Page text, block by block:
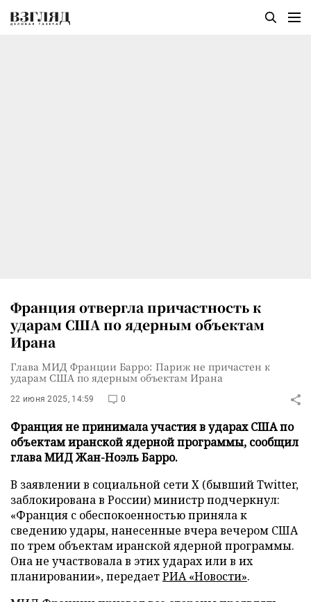
Франция отвергла причастность к
ударам США по ядерным объектам
Ирана
Глава МИД Франции Барро: Париж не причастен к
ударам США по ядерным объектам Ирана
22 июня 2025, 14:59 0
Франция не принимала участия в ударах США по
объектам иранской ядерной программы, сообщил
глава МИД Жан-Ноэль Барро.
В заявлении в социальной сети Х (бывший Twitter,
заблокирована в России) министр подчеркнул:
«Франция с обеспокоенностью приняла к
сведению удары, нанесенные вчера вечером США
по трем объектам иранской ядерной программы.
Она не участвовала в этих ударах или в их
планировании», передаетРИА «Новости».